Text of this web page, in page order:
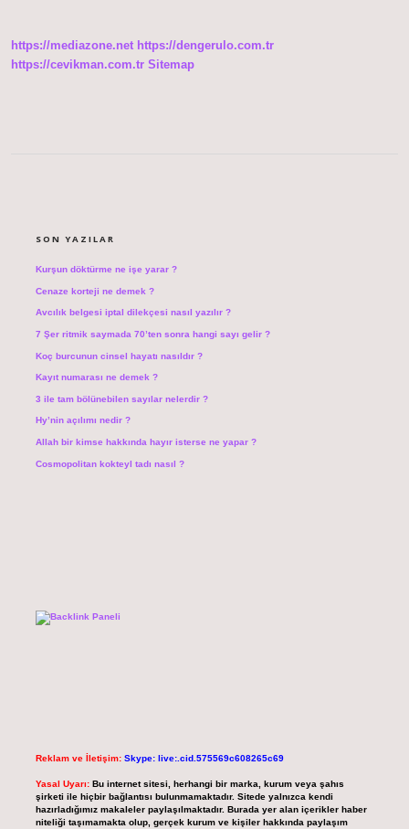
https://mediazone.net https://dengerulo.com.tr
https://cevikman.com.tr Sitemap
SON YAZILAR
Kurşun döktürme ne işe yarar ?
Cenaze korteji ne demek ?
Avcılık belgesi iptal dilekçesi nasıl yazılır ?
7 Şer ritmik saymada 70’ten sonra hangi sayı gelir ?
Koç burcunun cinsel hayatı nasıldır ?
Kayıt numarası ne demek ?
3 ile tam bölünebilen sayılar nelerdir ?
Hy’nin açılımı nedir ?
Allah bir kimse hakkında hayır isterse ne yapar ?
Cosmopolitan kokteyl tadı nasıl ?
Reklam ve İletişim: Skype: live:.cid.575569c608265c69
Yasal Uyarı: Bu internet sitesi, herhangi bir marka, kurum veya şahıs
şirketi ile hiçbir bağlantısı bulunmamaktadır. Sitede yalnızca kendi
hazırladığımız makaleler paylaşılmaktadır. Burada yer alan içerikler haber
niteliği taşımamakta olup, gerçek kurum ve kişiler hakkında paylaşım